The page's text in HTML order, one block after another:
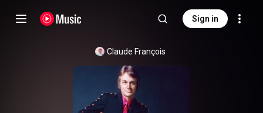
Sign in
Claude François